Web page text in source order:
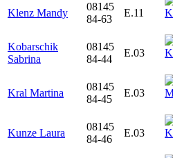
Klenz Mandy
08145
84-63
E.11
Kobarschik
Sabrina
08145
84-44
E.03
Kral Martina
08145
84-45
E.03
Kunze Laura
08145
84-46
E.03